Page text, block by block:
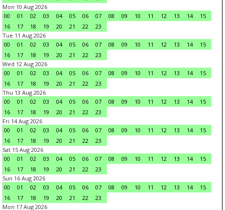
Mon 10 Aug 2026
00
01 02 03 04 05 06 07 08 09 10 11 12 13 14
15
16
17 18 19 20 21 22
23
Tue 11 Aug 2026
00
01 02 03 04 05 06 07 08 09 10 11 12 13 14
15
16
17 18 19 20 21 22
23
Wed 12 Aug 2026
00
01 02 03 04 05 06 07 08 09 10 11 12 13 14
15
16
17 18 19 20 21 22
23
Thu 13 Aug 2026
00
01 02 03 04 05 06 07 08 09 10 11 12 13 14
15
16
17 18 19 20 21 22
23
Fri 14 Aug 2026
00
01 02 03 04 05 06 07 08 09 10 11 12 13 14
15
16
17 18 19 20 21 22
23
Sat 15 Aug 2026
00
01 02 03 04 05 06 07 08 09 10 11 12 13 14
15
16
17 18 19 20 21 22
23
Sun 16 Aug 2026
00
01 02 03 04 05 06 07 08 09 10 11 12 13 14
15
16
17 18 19 20 21 22
23
Mon 17 Aug 2026